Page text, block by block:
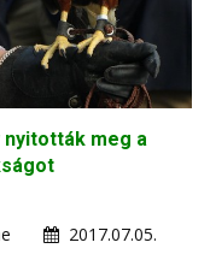
nyitották meg a
2017.07.05.